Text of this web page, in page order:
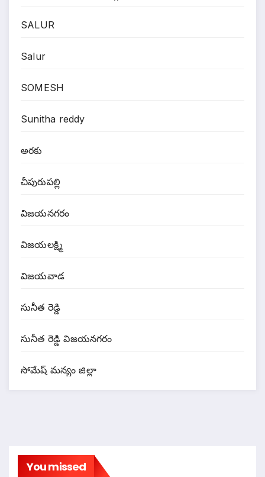
SALUR
Salur
SOMESH
Sunitha reddy
అరకు
చీపురుపల్లి
విజయనగరం
విజయలక్ష్మి
విజయవాడ
సునీత రెడ్డి
సునీత రెడ్డి విజయనగరం
సోమేష్ మన్యం జిల్లా
You missed